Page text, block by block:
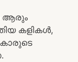
ആരും
കളികൾ,